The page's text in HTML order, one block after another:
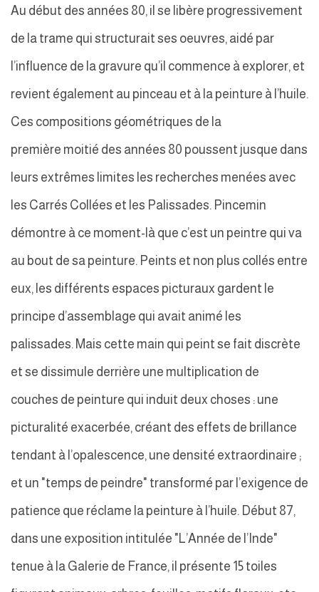
Au début des années 80, il se libère progressivement
de la trame qui structurait ses oeuvres, aidé par
l’influence de la gravure qu’il commence à explorer, et
revient également au pinceau et à la peinture à l’huile.
Ces compositions géométriques de la
première moitié des années 80 poussent jusque dans
leurs extrêmes limites les recherches menées avec
les Carrés Collées et les Palissades. Pincemin
démontre à ce moment-là que c’est un peintre qui va
au bout de sa peinture. Peints et non plus collés entre
eux, les différents espaces picturaux gardent le
principe d’assemblage qui avait animé les
palissades. Mais cette main qui peint se fait discrète
et se dissimule derrière une multiplication de
couches de peinture qui induit deux choses : une
picturalité exacerbée, créant des effets de brillance
tendant à l’opalescence, une densité extraordinaire ;
et un "temps de peindre" transformé par l’exigence de
patience que réclame la peinture à l’huile. Début 87,
dans une exposition intitulée "L’Année de l’Inde"
tenue à la Galerie de France, il présente 15 toiles